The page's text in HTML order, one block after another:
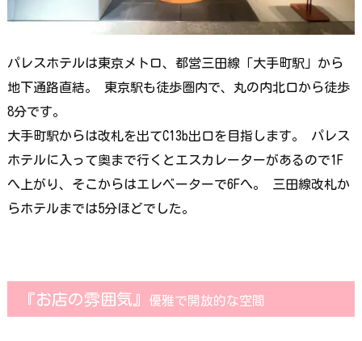
パレスホテルは東京メトロ、都営三田線「大手町駅」から
地下通路直結。 東京駅も徒歩圏内で、丸の内北口から徒歩
8分です。
大手町駅からは改札を出てC13b出口を目指します。 パレス
ホテルに入って奥まで行くとエスカレーターがあるので1F
へ上がり、そこからはエレベーターで6Fへ。 三田線改札か
らホテルまでは5分ほどでした。
『お店の雰囲気』 優雅で開放的な空間